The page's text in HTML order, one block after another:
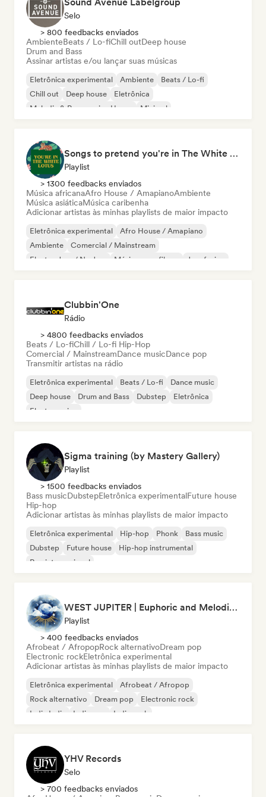
Selo
> 800 feedbacks enviados
AmbienteBeats / Lo-fiChill outDeep house
Drum and Bass
Assinar artistas e/ou lançar suas músicas
Eletrônica experimental Ambiente
Beats / Lo-fi
Chill out
Deep house
Eletrônica
Melodic & Progressive House
Minimal
Songs to pretend you're in The White Lotus
Playlist
> 1300 feedbacks enviados
Música africanaAfro House / AmapianoAmbiente
Música asiáticaMúsica caribenha
Adicionar artistas às minhas playlists de maior impacto
Eletrônica experimental
Afro House / Amapiano
Ambiente
Comercial / Mainstream
Electro Jazz / Nu Jazz
Música para filmes
Jazz fusion
Clubbin'One
Rádio
> 4800 feedbacks enviados
Beats / Lo-fiChill / Lo-fi Hip-Hop
Comercial / MainstreamDance musicDance pop
Transmitir artistas na rádio
Eletrônica experimental Beats / Lo-fi
Dance music
Deep house
Drum and Bass Dubstep
Eletrônica
Electro swing
Sigma training (by Mastery Gallery)
Playlist
> 1500 feedbacks enviados
Bass musicDubstepEletrônica experimentalFuture house
Hip-hop
Adicionar artistas às minhas playlists de maior impacto
Eletrônica experimental Hip-hop Phonk
Bass music
Dubstep
Future house
Hip-hop instrumental
Rap internacional
WEST JUPITER | Euphoric and Melodic Techno | The Best Indie | Organic House
Playlist
> 400 feedbacks enviados
Afrobeat / AfropopRock alternativoDream pop
Electronic rockEletrônica experimental
Adicionar artistas às minhas playlists de maior impacto
Eletrônica experimental
Afrobeat / Afropop
Rock alternativo
Dream pop
Electronic rock
Indie India
Indie pop Indie rock
YHV Records
Selo
> 700 feedbacks enviados